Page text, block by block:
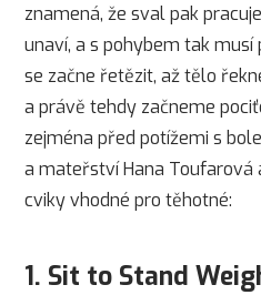
znamená, že sval pak
unaví, a s pohybem tak
se začne řetězit, až tělo
a právě tehdy začneme
zejména před potížemi s
a mateřství Hana Toufarová
cviky vhodné pro těhotné:
1. Sit to Stand